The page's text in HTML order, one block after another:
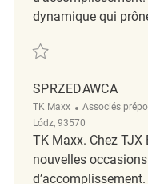
dynamique qui
Sauvegarder
SPRZEDAWCA
TK Maxx Catégorie
Associés
Lódz, 93570
TK Maxx. Chez TJX
nouvelles